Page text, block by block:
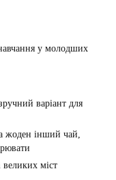
у молодших
варіант для
жоден інший чай,
великих міст